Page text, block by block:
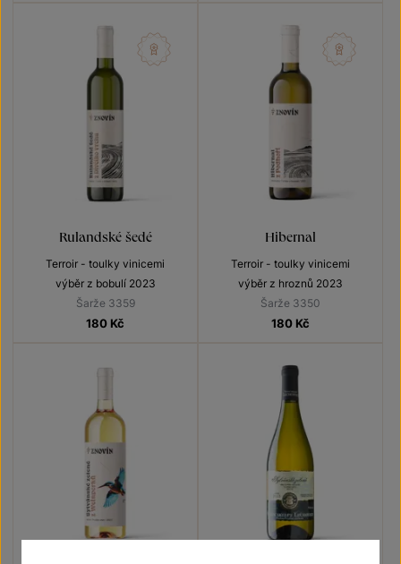
Rulandské šedé
Terroir - toulky vinicemi
výběr z bobulí 2023
Šarže 3359
180 Kč
Hibernal
Terroir - toulky vinicemi
výběr z hroznů 2023
Šarže 3350
180 Kč